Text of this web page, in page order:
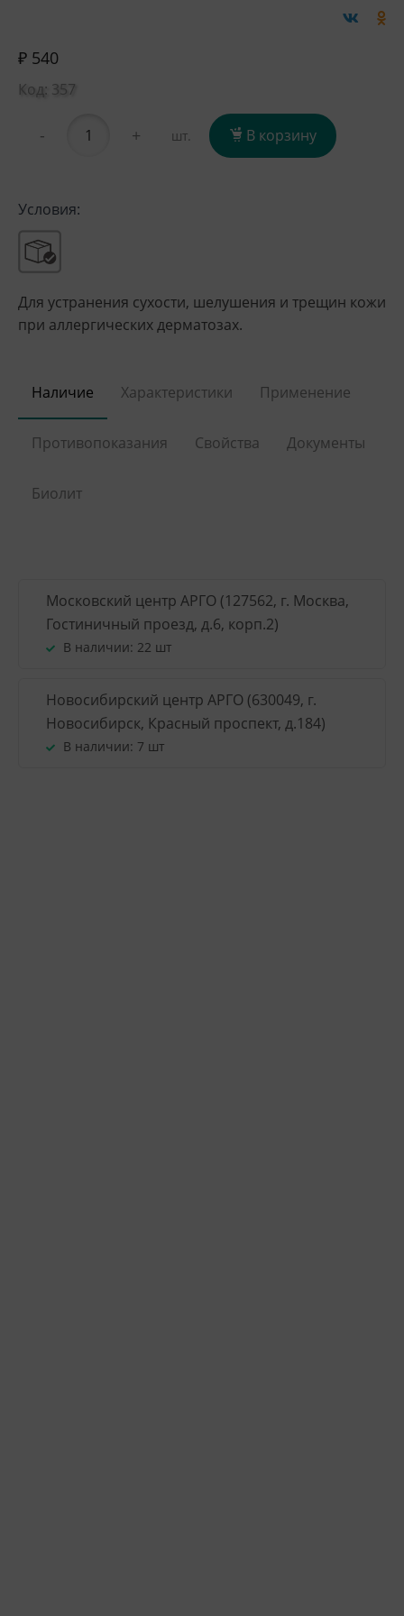
₽ 540
Код: 357
- + шт. В корзину
Условия:
Для устранения сухости, шелушения и трещин кожи
при аллергических дерматозах.
Наличие Характеристики Применение
Противопоказания Свойства Документы
Биолит
Московский центр АРГО (127562, г. Москва,
Гостиничный проезд, д.6, корп.2)
В наличии: 22 шт
Новосибирский центр АРГО (630049, г.
Новосибирск, Красный проспект, д.184)
В наличии: 7 шт